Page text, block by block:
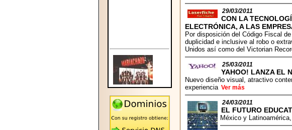
2026-05-25
"MARIACHAZO"
29/03/2011
CON LA
ELECTRÓNICA, A LAS
Por disposición del Código Fiscal
duplicidad e inclusive al robo o
Unidos así como del Victorian
25/03/2011
YAHOO! LANZA EL
Nuevo diseño visual, atractivo
experiencia Ver más
24/03/2011
EL FUTURO
México y